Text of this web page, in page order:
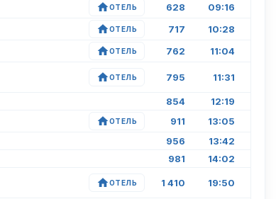
ОТЕЛЬ 628 09:16
ОТЕЛЬ 717 10:28
ОТЕЛЬ 762 11:04
ОТЕЛЬ 795 11:31
854 12:19
ОТЕЛЬ 911 13:05
956 13:42
981 14:02
ОТЕЛЬ 1 410 19:50